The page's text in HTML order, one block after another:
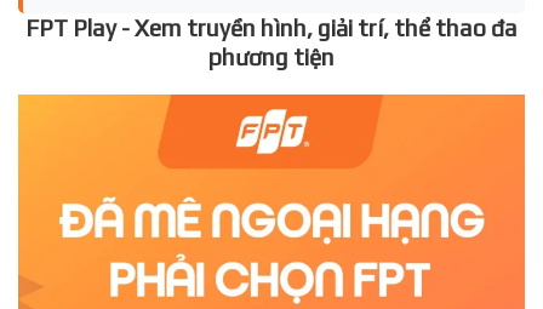
FPT Play - Xem truyền hình, giải trí, thể thao đa
phương tiện